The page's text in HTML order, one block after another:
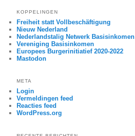
KOPPELINGEN
Freiheit statt Vollbeschäftigung
Nieuw Nederland
Nederlandstalig Netwerk Basisinkomen
Vereniging Basisinkomen
Europees Burgerinitiatief 2020-2022
Mastodon
META
Login
Vermeldingen feed
Reacties feed
WordPress.org